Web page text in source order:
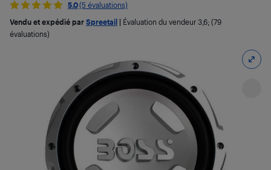
5.0(5 évaluations)
Vendu et expédié par Spreetail Évaluation du vendeur 3,6; (79
évaluations)